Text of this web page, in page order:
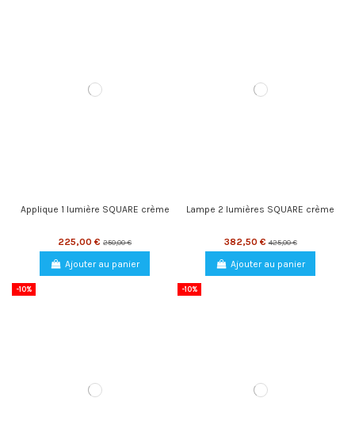
Applique 1 lumière SQUARE crème
225,00 € 250,00 €
Ajouter au panier
Lampe 2 lumières SQUARE crème
382,50 € 425,00 €
Ajouter au panier
-10% -10%